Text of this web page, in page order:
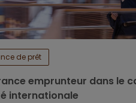
de prêt
emprunteur dans le
internationale